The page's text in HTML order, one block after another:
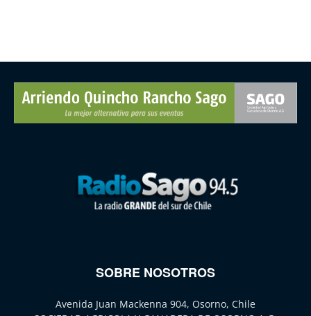
SOBRE NOSOTROS
Avenida Juan Mackenna 904, Osorno, Chile